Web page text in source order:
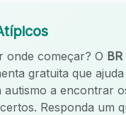
onde começar? O
gratuita que
autismo a encontrar
Responda um